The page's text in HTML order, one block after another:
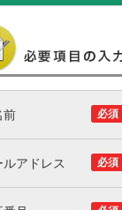
必須
前
必須
ルアドレス